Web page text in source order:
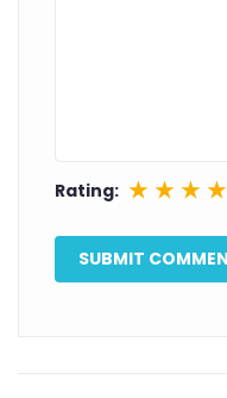
Rating: ★ ★ ★ ★